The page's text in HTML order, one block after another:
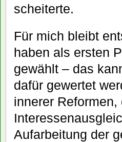
scheiterte.
Für mich bleibt
haben als ersten
gewählt – das
dafür gewertet
innerer
Aufarbeitung der